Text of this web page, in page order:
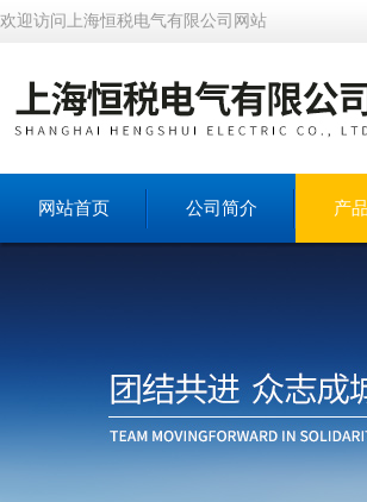
欢迎访问上海恒税电气有限公司网站
网站首页 公司简介 产